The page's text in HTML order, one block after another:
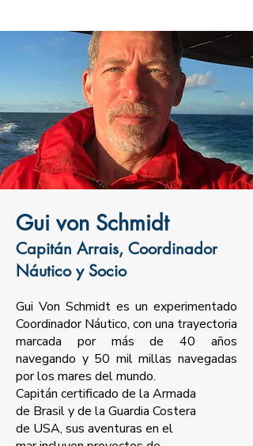
Gui von Schmidt
Capitán Arrais, Coordinador
Náutico y Socio
Gui Von Schmidt es un experimentado
Coordinador Náutico, con una trayectoria
marcada por más de 40 años
navegando y 50 mil millas navegadas
por los mares del mundo.
Capitán certificado de la Armada
de Brasil y de la Guardia Costera
de USA, sus aventuras en el